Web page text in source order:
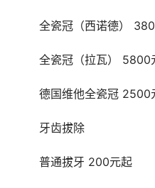
全瓷冠（西诺德）
全瓷冠（拉瓦） 5800
德国维他全瓷冠 2500
	牙齿拔除
	普通拔牙 200元起